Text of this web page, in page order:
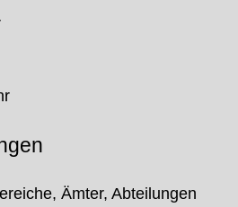
Ämter, Abteilungen